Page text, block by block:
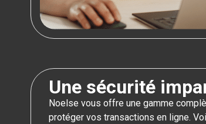
Une sécurité
Noelse vous offre une gamme
protéger vos transactions en ligne.